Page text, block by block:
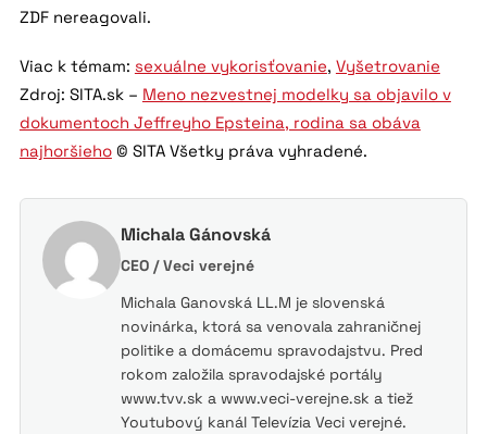
ZDF nereagovali.
Viac k témam: sexuálne vykorisťovanie, Vyšetrovanie
Zdroj: SITA.sk – Meno nezvestnej modelky sa objavilo v
dokumentoch Jeffreyho Epsteina, rodina sa obáva
najhoršieho© SITA Všetky práva vyhradené.
Michala Gánovská
CEO / Veci verejné
Michala Ganovská LL.M je slovenská
novinárka, ktorá sa venovala zahraničnej
politike a domácemu spravodajstvu. Pred
rokom založila spravodajské portály
www.tvv.sk a www.veci-verejne.sk a tiež
Youtubový kanál Televízia Veci verejné.